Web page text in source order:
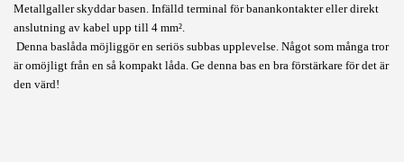
Metallgaller skyddar basen. Infälld terminal för banankontakter eller direkt
anslutning av kabel upp till 4 mm².
Denna baslåda möjliggör en seriös subbas upplevelse. Något som många tror
är omöjligt från en så kompakt låda. Ge denna bas en bra förstärkare för det är
den värd!